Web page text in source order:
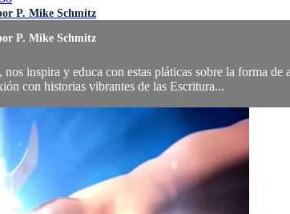
P. Mike Schmitz
P. Mike Schmitz
inspira y educa con estas pláticas sobre la forma de
con historias vibrantes de las Escritura...